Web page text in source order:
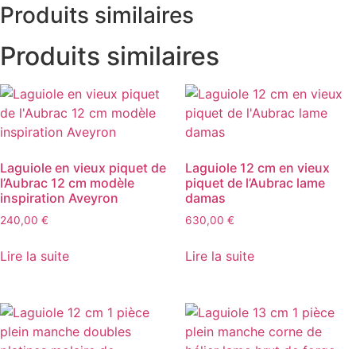
Produits similaires
Produits similaires
Laguiole en vieux piquet de
l’Aubrac 12 cm modèle
inspiration Aveyron
240,00 €
Lire la suite
Laguiole 12 cm en vieux
piquet de l’Aubrac lame
damas
630,00 €
Lire la suite